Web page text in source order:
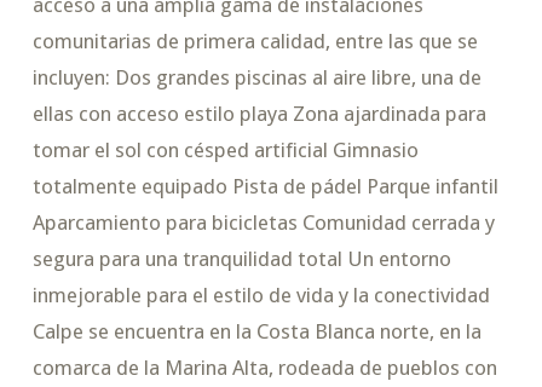
acceso a una amplia gama de instalaciones
comunitarias de primera calidad, entre las que se
incluyen: Dos grandes piscinas al aire libre, una de
ellas con acceso estilo playa Zona ajardinada para
tomar el sol con césped artificial Gimnasio
totalmente equipado Pista de pádel Parque infantil
Aparcamiento para bicicletas Comunidad cerrada y
segura para una tranquilidad total Un entorno
inmejorable para el estilo de vida y la conectividad
Calpe se encuentra en la Costa Blanca norte, en la
comarca de la Marina Alta, rodeada de pueblos con